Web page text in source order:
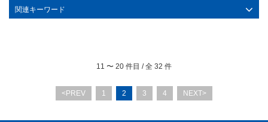
関連キーワード
11 〜 20 件目 / 全 32 件
<PREV 1 2 3 4 NEXT>